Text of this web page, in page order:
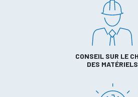
CONSEIL SUR LE
DES MATÉRIELS